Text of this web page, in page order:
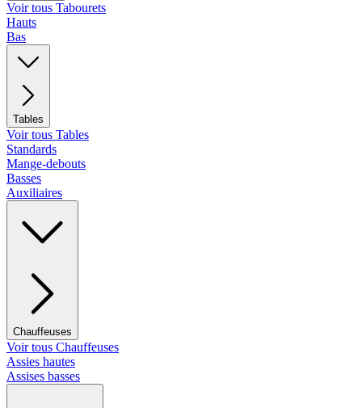
Voir tous Tabourets
Hauts
Bas
Tables
Voir tous Tables
Standards
Mange-debouts
Basses
Auxiliaires
Chauffeuses
Voir tous Chauffeuses
Assies hautes
Assises basses